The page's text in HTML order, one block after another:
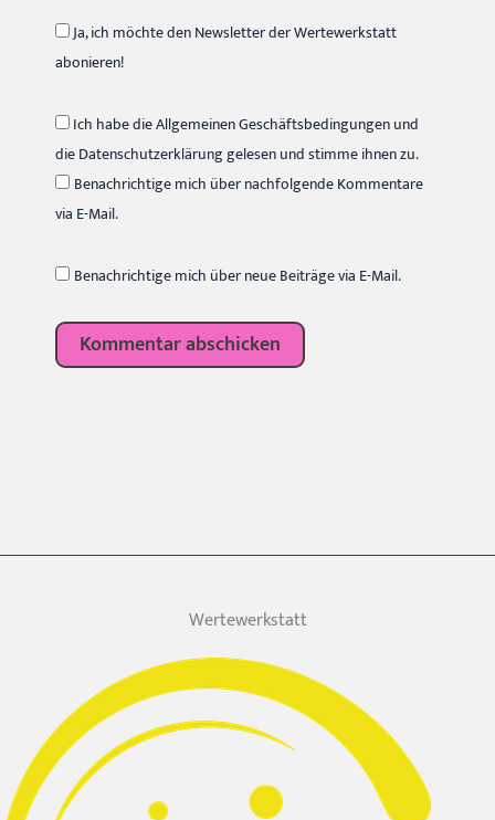
Ja, ich möchte den Newsletter der Wertewerkstatt
abonieren!
Ich habe die Allgemeinen Geschäftsbedingungen und
die Datenschutzerklärung gelesen und stimme ihnen zu.
Benachrichtige mich über nachfolgende Kommentare
via E-Mail.
Benachrichtige mich über neue Beiträge via E-Mail.
Wertewerkstatt